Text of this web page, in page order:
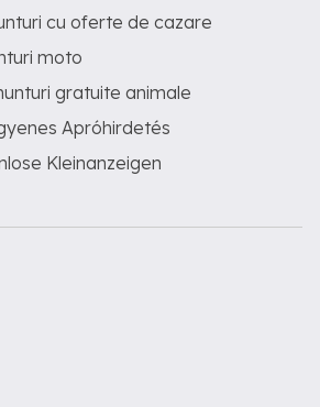
cu oferte de cazare
moto
gratuite animale
Apróhirdetés
Kleinanzeigen